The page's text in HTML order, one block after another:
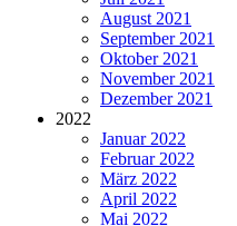
August 2021
September 2021
Oktober 2021
November 2021
Dezember 2021
2022
Januar 2022
Februar 2022
März 2022
April 2022
Mai 2022